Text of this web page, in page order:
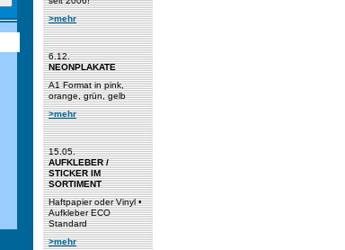
>mehr
6.12.
NEONPLAKATE
A1 Format in pink,
orange, grün, gelb
>mehr
15.05.
AUFKLEBER /
STICKER IM
SORTIMENT
Haftpapier oder Vinyl •
Aufkleber ECO
Standard
>mehr